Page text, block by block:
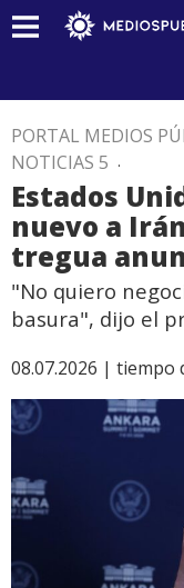
PORTAL MEDIOS
NOTICIAS 5 .
Estados
nuevo a
tregua
"No quiero
basura", dijo el
08.07.2026 | tiempo